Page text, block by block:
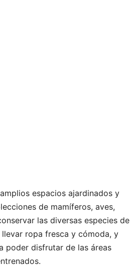
espacios ajardinados y
de mamíferos, aves,
las diversas especies de
ropa fresca y cómoda, y
poder disfrutar de las áreas